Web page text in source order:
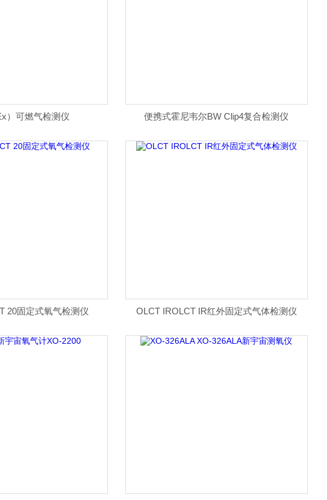
）可燃气检测仪 便携式霍尼韦尔BW Clip4复合检测仪
20固定式氧气检测仪 OLCT IROLCT IR红外固定式气体检测仪